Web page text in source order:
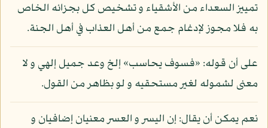
تمييز السعداء من الأشقياء و تشخيص كل بجزائه الخاص
به فلا مجوز لإدغام جمع من أهل العذاب في أهل الجنة.
على أن قوله: «فسوف يحاسب» إلخ وعد جميل إلهي و لا
معنى لشموله لغير مستحقيه و لو بظاهر من القول.
نعم يمكن أن يقال: إن اليسر و العسر معنيان إضافيان و